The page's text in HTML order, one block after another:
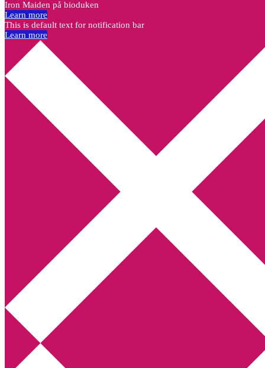
Annikas litteratur- och kulturblogg
Iron Maiden på bioduken
Learn more
This is default text for notification bar
Learn more